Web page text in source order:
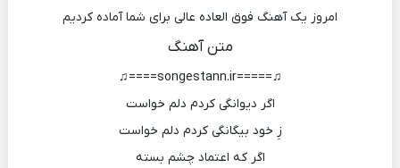
امروز یک آهنگ فوق العاده عالی برای شما آماده کردیم
متن آهنگ
♫=====songestann.ir====♫
اگر دیوانگی کردم دلم خواست
زِ خود بیگانگی کردم دلم خواست
اگر که اعتماد چشم بسته